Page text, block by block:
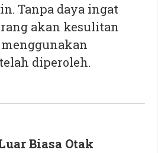
Tanpa daya ingat
akan kesulitan
diperoleh.
Biasa Otak